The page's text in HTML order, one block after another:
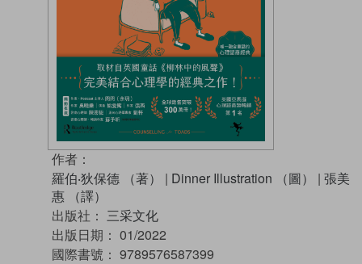
作者：
羅伯‧狄保德 （著）
| Dinner Illustration （圖） | 張美
惠 （譯）
出版社： 三采文化
出版日期： 01/2022
國際書號： 9789576587399